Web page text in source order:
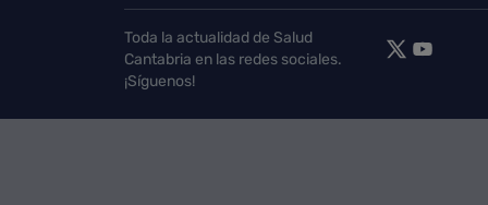
Toda la actualidad de Salud
Cantabria en las redes sociales.
¡Síguenos!